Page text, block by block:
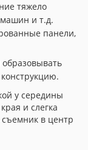
тяжело
и т.д.
панели,
у середины
и слегка
в центр